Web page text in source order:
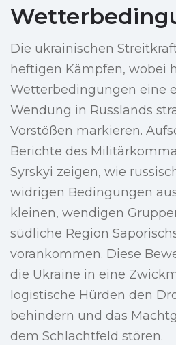
Die ukrainischen
heftigen Kämpfen, wobei
Wetterbedingungen eine
Wendung in Russlands
Vorstößen markieren.
Berichte des
Syrskyi zeigen, wie
widrigen Bedingungen
kleinen, wendigen
südliche Region
vorankommen. Diese
die Ukraine in eine
logistische Hürden den
behindern und das
dem Schlachtfeld stören.